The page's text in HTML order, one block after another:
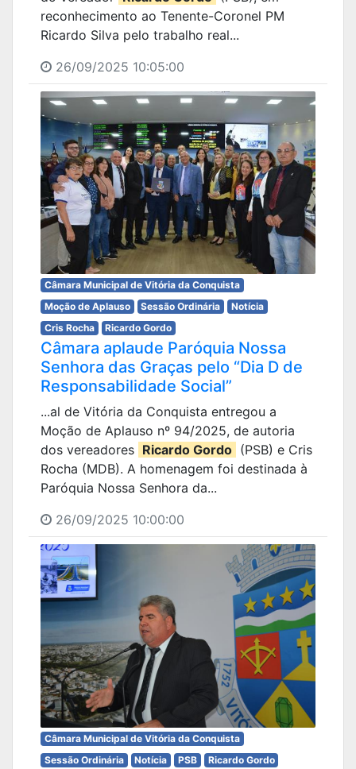
reconhecimento ao Tenente-Coronel PM
Ricardo Silva pelo trabalho real...
26/09/2025 10:05:00
Câmara Municipal de Vitória da Conquista
Moção de Aplauso
Sessão Ordinária
Notícia
Cris Rocha
Ricardo Gordo
Câmara aplaude Paróquia Nossa
Senhora das Graças pelo “Dia D de
Responsabilidade Social”
...al de Vitória da Conquista entregou a
Moção de Aplauso nº 94/2025, de autoria
dos vereadores Ricardo Gordo (PSB) e Cris
Rocha (MDB). A homenagem foi destinada à
Paróquia Nossa Senhora da...
26/09/2025 10:00:00
Câmara Municipal de Vitória da Conquista
Sessão Ordinária
Notícia PSB Ricardo Gordo